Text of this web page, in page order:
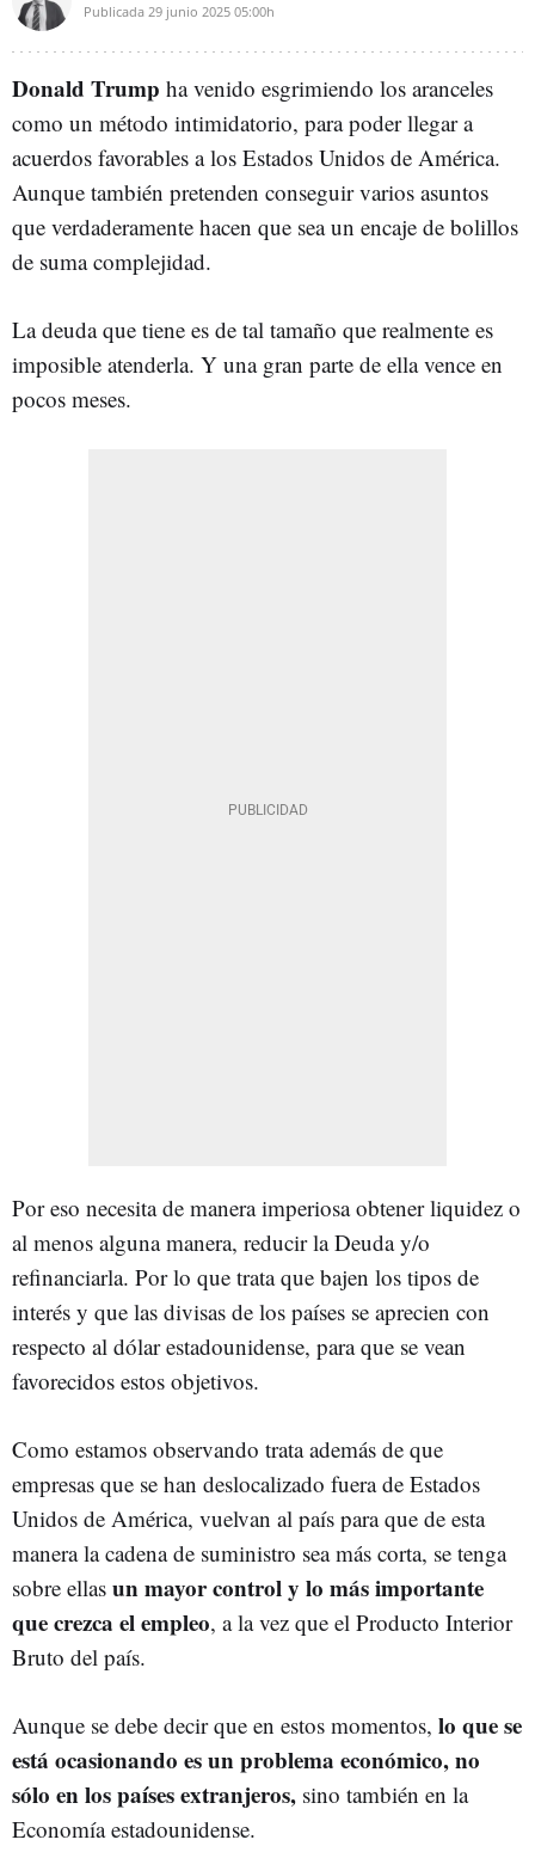
Publicada 29 junio 2025 05:00h
Donald Trump ha venido esgrimiendo los aranceles
como un método intimidatorio, para poder llegar a
acuerdos favorables a los Estados Unidos de América.
Aunque también pretenden conseguir varios asuntos
que verdaderamente hacen que sea un encaje de bolillos
de suma complejidad.
La deuda que tiene es de tal tamaño que realmente es
imposible atenderla. Y una gran parte de ella vence en
pocos meses.
Por eso necesita de manera imperiosa obtener liquidez o
al menos alguna manera, reducir la Deuda y/o
refinanciarla. Por lo que trata que bajen los tipos de
interés y que las divisas de los países se aprecien con
respecto al dólar estadounidense, para que se vean
favorecidos estos objetivos.
Como estamos observando trata además de que
empresas que se han deslocalizado fuera de Estados
Unidos de América, vuelvan al país para que de esta
manera la cadena de suministro sea más corta, se tenga
sobre ellas un mayor control y lo más importante
que crezca el empleo, a la vez que el Producto Interior
Bruto del país.
Aunque se debe decir que en estos momentos, lo que se
está ocasionando es un problema económico, no
sólo en los países extranjeros, sino también en la
Economía estadounidense.